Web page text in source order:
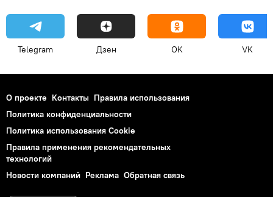
Telegram Дзен OK VK
О проекте Контакты Правила использования
Политика конфиденциальности
Политика использования Cookie
Правила применения рекомендательных
технологий
Новости компаний Реклама Обратная связь